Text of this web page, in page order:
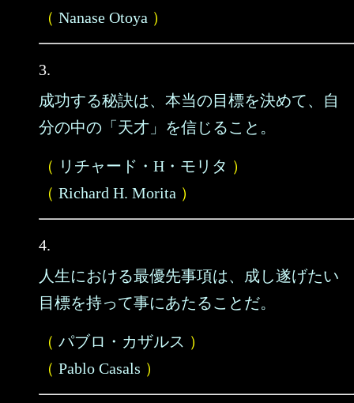
（ Nanase Otoya ）
3.
成功する秘訣は、本当の目標を決めて、自
分の中の「天才」を信じること。
（ リチャード・H・モリタ ）
（ Richard H. Morita ）
4.
人生における最優先事項は、成し遂げたい
目標を持って事にあたることだ。
（ パブロ・カザルス ）
（ Pablo Casals ）